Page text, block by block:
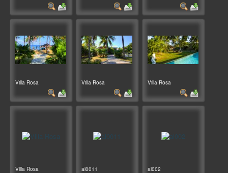
Villa Rosa Villa Rosa Villa Rosa
Villa Rosa al0011 al002